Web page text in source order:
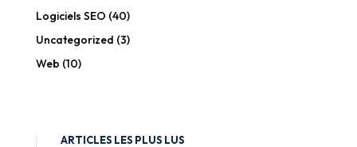
Logiciels SEO (40)
Uncategorized (3)
Web (10)
ARTICLES LES PLUS LUS